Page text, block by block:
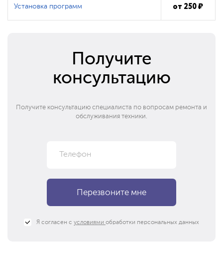
Установка программ от 250₽
Получите
консультацию
Получите консультацию специалиста по вопросам ремонта и
обслуживания техники.
Я согласен с условиями обработки персональных данных